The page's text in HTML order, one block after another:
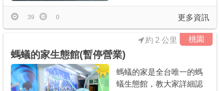
更多資訊
39 0
桃園
約 2 公里
螞蟻的家生態館(暫停營業)
螞蟻的家是全台唯一的螞
蟻生態館，教大家詳細認